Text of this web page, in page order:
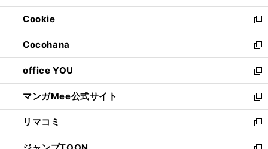
開
く
ウ
で
開
く
ン
ド
ウ
で
開
く
ウ
ィ
ン
ド
ウ
で
開
く
Cookie
新
し
い
ウ
ィ
ン
ド
ウ
で
開
Cocohana
新
し
い
ウ
ィ
ン
ド
ウ
office YOU
新
し
い
ウ
ィ
ン
マンガMee公式サイト
新
し
い
ウ
リマコミ
新
し